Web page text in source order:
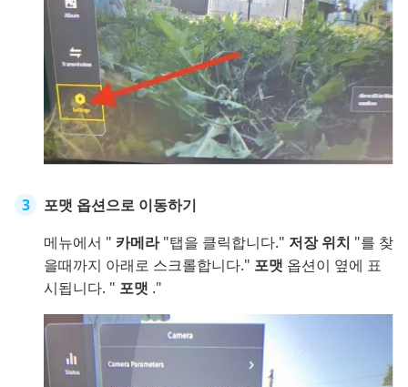
포맷 옵션으로 이동하기
메뉴에서 " 카메라"탭을 클릭합니다." 저장 위치 "를 찾
을때까지 아래로 스크롤합니다." 포맷 옵션이 옆에 표
시됩니다. " 포맷 ."